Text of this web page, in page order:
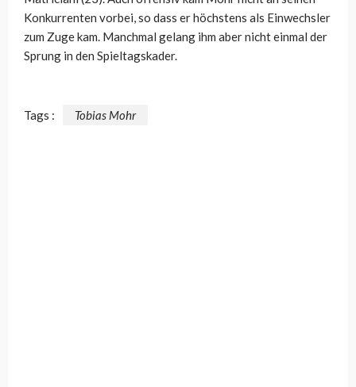
Konkurrenten vorbei, so dass er höchstens als Einwechsler
zum Zuge kam. Manchmal gelang ihm aber nicht einmal der
Sprung in den Spieltagskader.
Tags : Tobias Mohr